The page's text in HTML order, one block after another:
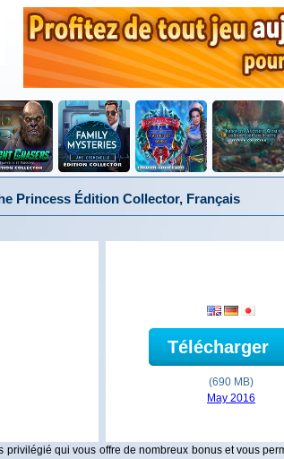
Princess Édition Collector, Français
Télécharger
(690 MB)
May 2016
privilégié qui vous offre de nombreux bonus et vous